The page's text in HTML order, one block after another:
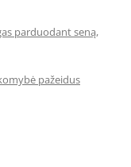
parduodant seną,
pažeidus